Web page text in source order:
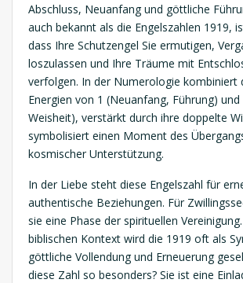
Abschluss, Neuanfang und göttliche
auch bekannt als die Engelszahlen 1919,
dass Ihre Schutzengel Sie ermutigen,
loszulassen und Ihre Träume mit
verfolgen. In der Numerologie kombiniert
Energien von 1 (Neuanfang, Führung) und
Weisheit), verstärkt durch ihre doppelte
symbolisiert einen Moment des
kosmischer Unterstützung.
In der Liebe steht diese Engelszahl für
authentische Beziehungen. Für
sie eine Phase der spirituellen
biblischen Kontext wird die 1919 oft als
göttliche Vollendung und Erneuerung
diese Zahl so besonders? Sie ist eine